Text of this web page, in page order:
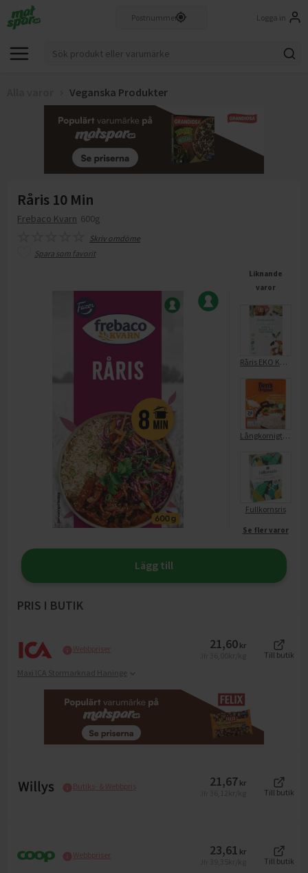
Logga in
Veganska Produkter
Råris 10 Min
Frebaco Kvarn 600g
Skriv omdöme
Spara som favorit
Liknande
varor
Råris EKO KRAV
Långkornigt Ris 20 Min
Fullkornsris
Se fler varor
Lägg till
PRIS I BUTIK
Webbpriser 21,60 kr
Till butik
Maxi ICA Stormarknad Haninge
Butiks- & Webbpris 21,67 kr
Till butik
Webbpriser 23,61 kr
Till butik